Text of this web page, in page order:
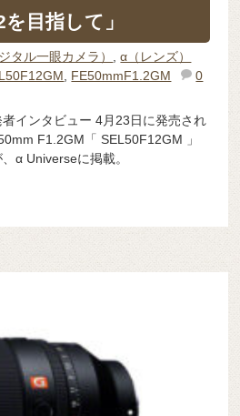
目指して」
タル一眼カメラ） ,α（レンズ）
FE50mmF1.2GM
0
インタビュー 4月23日に発売され
F1.2GM「 SE​​L50F12GM 」
α Universeに掲載。